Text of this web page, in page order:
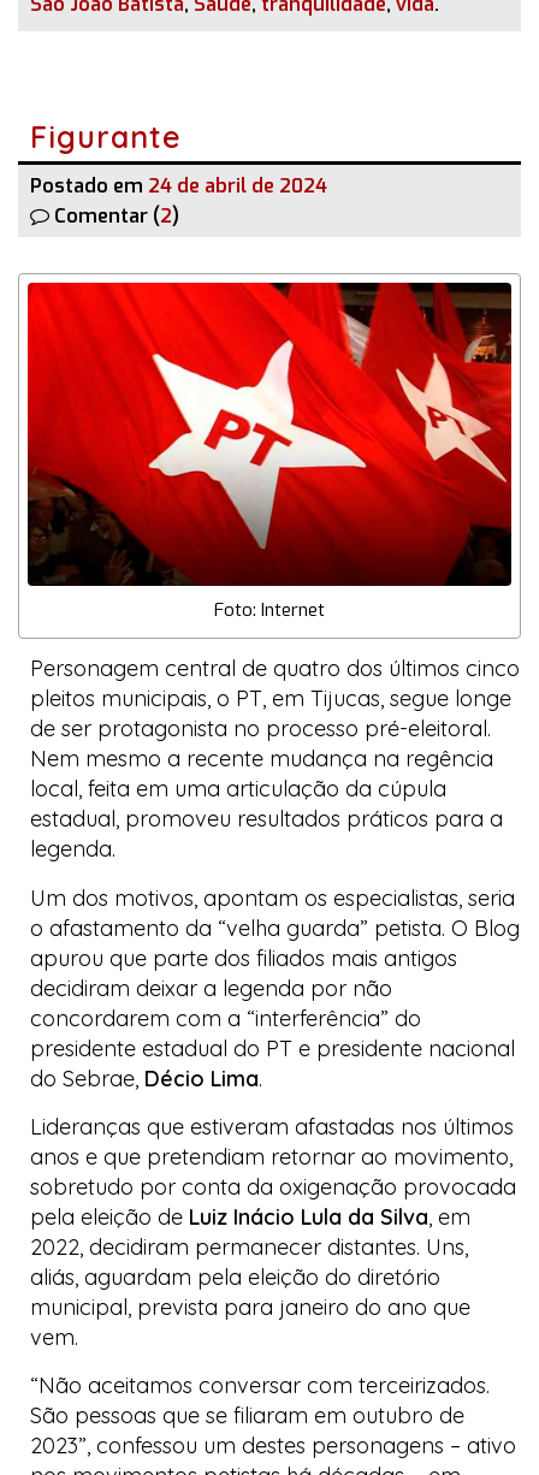
Figurante
Postado em 24 de abril de 2024
Comentar (2)
Foto: Internet
Personagem central de quatro dos últimos cinco
pleitos municipais, o PT, em Tijucas, segue longe
de ser protagonista no processo pré-eleitoral.
Nem mesmo a recente mudança na regência
local, feita em uma articulação da cúpula
estadual, promoveu resultados práticos para a
legenda.
Um dos motivos, apontam os especialistas, seria
o afastamento da “velha guarda” petista. O Blog
apurou que parte dos filiados mais antigos
decidiram deixar a legenda por não
concordarem com a “interferência” do
presidente estadual do PT e presidente nacional
do Sebrae, Décio Lima.
Lideranças que estiveram afastadas nos últimos
anos e que pretendiam retornar ao movimento,
sobretudo por conta da oxigenação provocada
pela eleição de Luiz Inácio Lula da Silva, em
2022, decidiram permanecer distantes. Uns,
aliás, aguardam pela eleição do diretório
municipal, prevista para janeiro do ano que
vem.
“Não aceitamos conversar com terceirizados.
São pessoas que se filiaram em outubro de
2023”, confessou um destes personagens – ativo